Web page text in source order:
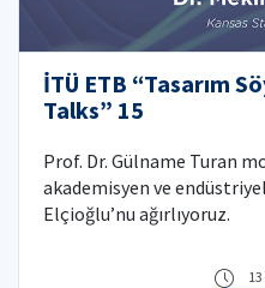
İTÜ ETB “Tasarım
Talks” 15
Prof. Dr. Gülname Turan
akademisyen ve
Elçioğlu’nu ağırlıyoruz.